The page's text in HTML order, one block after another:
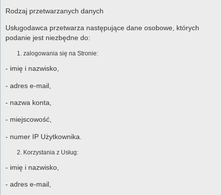
Rodzaj przetwarzanych danych
Usługodawca przetwarza następujące dane osobowe, których
podanie jest niezbędne do:
zalogowania się na Stronie:
- imię i nazwisko,
- adres e-mail,
- nazwa konta,
- miejscowość,
- numer IP Użytkownika.
Korzystania z Usług:
- imię i nazwisko,
- adres e-mail,